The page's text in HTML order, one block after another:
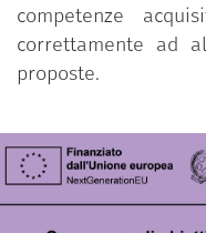
competenze
correttamente ad
proposte.